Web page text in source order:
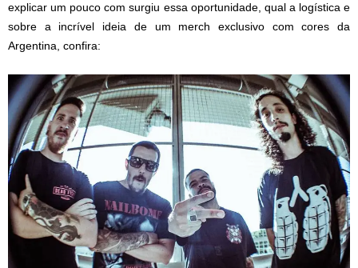
explicar um pouco com surgiu essa oportunidade, qual a logística e
sobre a incrível ideia de um merch exclusivo com cores da
Argentina, confira: